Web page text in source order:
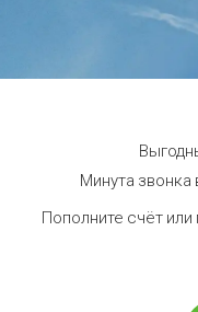
Минута
Пополните счёт